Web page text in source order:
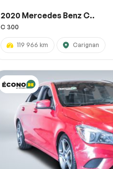
2020 Mercedes Benz C..
C 300
119 966 km Carignan